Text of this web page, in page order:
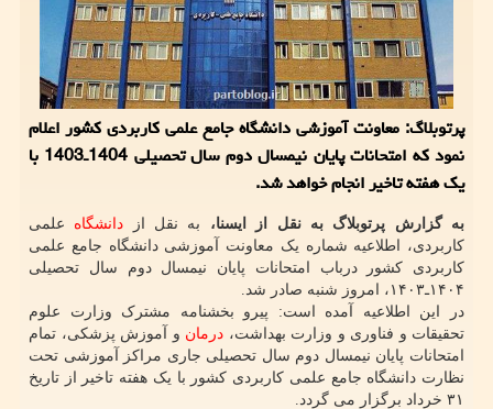
پرتوبلاگ: معاونت آموزشی دانشگاه جامع علمی کاربردی کشور اعلام
نمود که امتحانات پایان نیمسال دوم سال تحصیلی 1404ـ1403 با
یک هفته تاخیر انجام خواهد شد.
به گزارش پرتوبلاگ به نقل از ایسنا، به نقل از دانشگاه علمی
کاربردی، اطلاعیه شماره یک معاونت آموزشی دانشگاه جامع علمی
کاربردی کشور درباب امتحانات پایان نیمسال دوم سال تحصیلی
۱۴۰۴ـ۱۴۰۳، امروز شنبه صادر شد.
در این اطلاعیه آمده است: پیرو بخشنامه مشترک وزارت علوم
تحقیقات و فناوری و وزارت بهداشت، درمان و آموزش پزشکی، تمام
امتحانات پایان نیمسال دوم سال تحصیلی جاری مراکز آموزشی تحت
نظارت دانشگاه جامع علمی کاربردی کشور با یک هفته تاخیر از تاریخ
۳۱ خرداد برگزار می گردد.